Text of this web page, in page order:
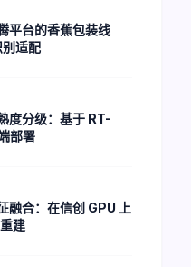
平台的香蕉包装线
适配
度分级：基于 RT-
部署
融合：在信创 GPU 上
建